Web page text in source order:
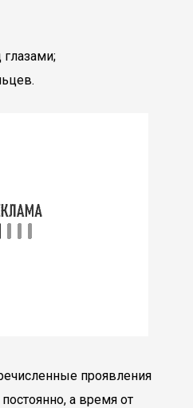
глазами;
проявления
а время от